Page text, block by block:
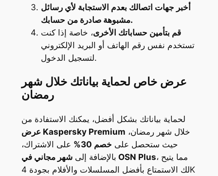
أخبر جهات اتصالك بعدم الاستجابة لأي رسائل
مشبوهة صادرة من حسابك.
قم بتأمين حساباتك الأخرى، خاصة إذا كنت
تستخدم نفس رقم الهاتف أو البريد الإلكتروني
لتسجيل الدخول.
عرض خاص لحماية بياناتك خلال شهر
رمضان
لحماية بياناتك بشكل أفضل، يمكنك الاستفادة من
عرض Kaspersky Premium
حيث ستحصل على خصم 30%
على الاشتراك،
بالإضافة إلى شهر مجاني في OSN Plus، مما يتيح
لك الاستمتاع بأفضل المسلسلات والأفلام بجودة 4K